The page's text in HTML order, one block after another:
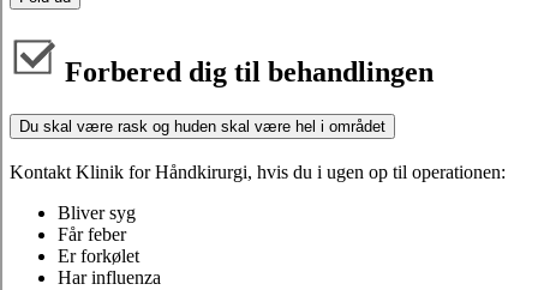
Forbered dig til behandlingen
Du skal være rask og huden skal være hel i området
Kontakt Klinik for Håndkirurgi, hvis du i ugen op til operationen:
Bliver syg
Får feber
Er forkølet
Har influenza